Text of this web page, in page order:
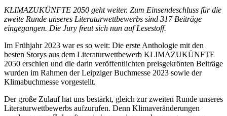
KLIMAZUKÜNFTE 2050 geht weiter. Zum Einsendeschluss für die
zweite Runde unseres Literaturwettbewerbs sind 317 Beiträge
eingegangen. Die Jury freut sich nun auf Lesestoff.
Im Frühjahr 2023 war es so weit: Die erste Anthologie mit den
besten Storys aus dem Literaturwettbewerb KLIMAZUKÜNFTE
2050 erschien und die darin veröffentlichten preisgekrönten Beiträge
wurden im Rahmen der Leipziger Buchmesse 2023 sowie der
Klimabuchmesse vorgestellt.
Der große Zulauf hat uns bestärkt, gleich zur zweiten Runde unseres
Literaturwettbewerbs aufzurufen. Denn Klimaveränderungen